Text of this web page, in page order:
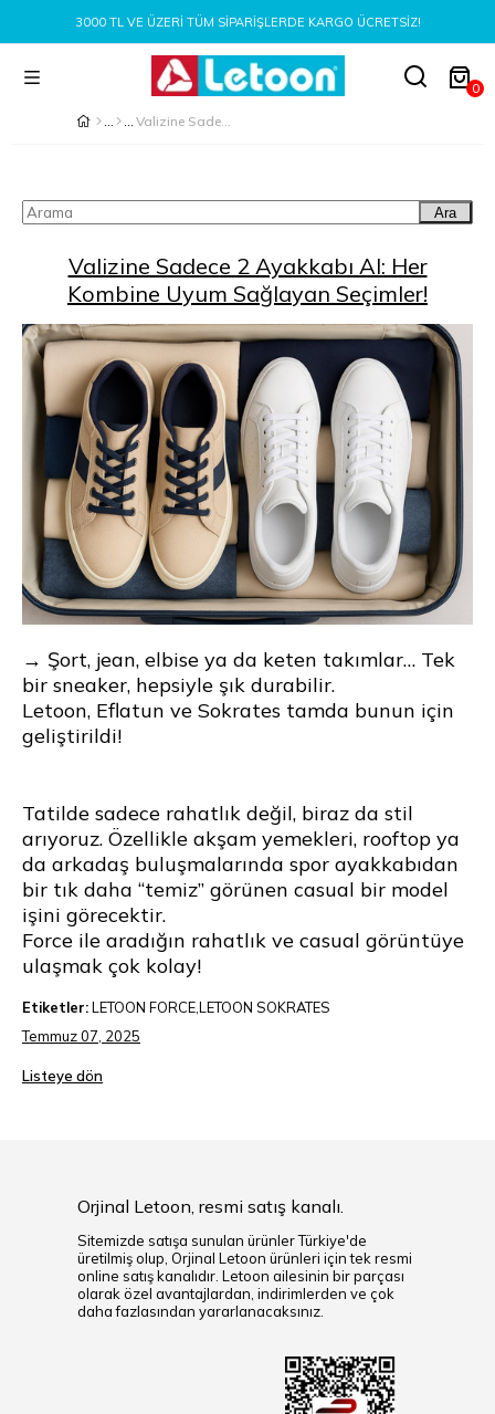
3000 TL VE ÜZERI TÜM SIPARIŞLERDE KARGO ÜCRETSIZ!
0
Valizine Sadece 2 Ayakkabı Al: Her Kombine Uyum Sağlayan Seçimler!
Ara
Valizine Sadece 2 Ayakkabı Al: Her
Kombine Uyum Sağlayan Seçimler!
→ Şort, jean, elbise ya da keten takımlar… Tek
bir sneaker, hepsiyle şık durabilir.
Letoon, Eflatun ve Sokrates tamda bunun için
geliştirildi!
Tatilde sadece rahatlık değil, biraz da stil
arıyoruz. Özellikle akşam yemekleri, rooftop ya
da arkadaş buluşmalarında spor ayakkabıdan
bir tık daha “temiz” görünen casual bir model
işini görecektir.
Force ile aradığın rahatlık ve casual görüntüye
ulaşmak çok kolay!
Etiketler:LETOON FORCE,LETOON SOKRATES
Temmuz 07, 2025
Listeye dön
Orjinal Letoon, resmi satış kanalı.
Sitemizde satışa sunulan ürünler Türkiye'de
üretilmiş olup, Orjinal Letoon ürünleri için tek resmi
online satış kanalıdır. Letoon ailesinin bir parçası
olarak özel avantajlardan, indirimlerden ve çok
daha fazlasından yararlanacaksınız.